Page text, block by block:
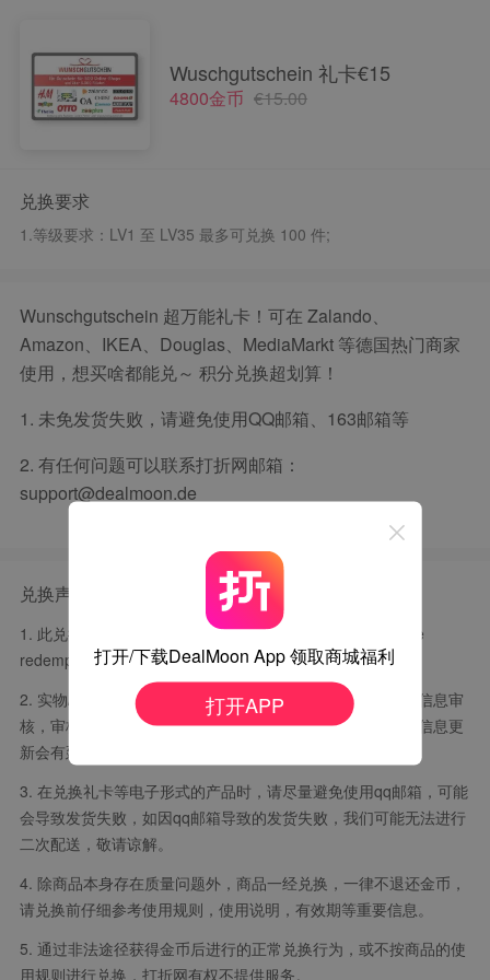
Wuschgutschein 礼卡€15
4800金币 €15.00
兑换要求
1.等级要求： LV1 至 LV35 最多可兑换 100 件;
Wunschgutschein 超万能礼卡！可在 Zalando、
Amazon、IKEA、Douglas、MediaMarkt 等德国热门商家
使用，想买啥都能兑～ 积分兑换超划算！
1. 未免发货失败，请避免使用QQ邮箱、163邮箱等
2. 有任何问题可以联系打折网邮箱：
support@dealmoon.de
兑换声明
1. 此兑换活动与苹果公司无关(Apple is not a sponsor of the
redemptions)；最终解释权归打折网所有。
2. 实物/电子礼卡等商品兑换后一般会在7个工作日之内完成信息审
核，审核无误后按兑换订单的顺序发货，因平台对接，物流信息更
新会有延迟，感谢您的理解。
3. 在兑换礼卡等电子形式的产品时，请尽量避免使用qq邮箱，可能
会导致发货失败，如因qq邮箱导致的发货失败，我们可能无法进行
二次配送，敬请谅解。
4. 除商品本身存在质量问题外，商品一经兑换，一律不退还金币，
请兑换前仔细参考使用规则，使用说明，有效期等重要信息。
5. 通过非法途径获得金币后进行的正常兑换行为，或不按商品的使
用规则进行兑换，打折网有权不提供服务。
打开/下载DealMoon App 领取商城福利
打开APP